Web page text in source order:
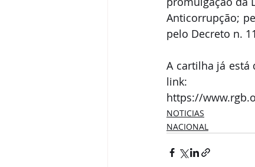
Anticorrupção;
pelo Decreto n.
A cartilha já está
link:
https://
NOTICIAS
NACIONAL